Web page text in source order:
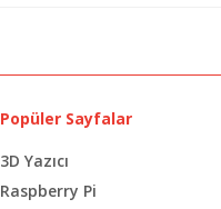
Popüler Sayfalar
3D Yazıcı
Raspberry Pi